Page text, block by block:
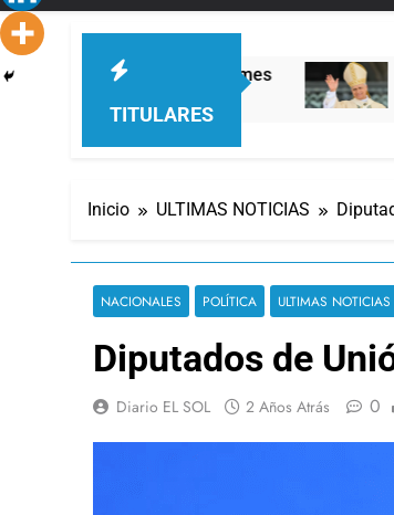
TITULARES
sede de Quilmes La
16 Horas Atrás
Inicio ULTIMAS NOTICIAS
NACIONALES POLÍTICA ULTIMAS NOTICIAS
Diputados de
Diario EL SOL 2 Años Atrás 0